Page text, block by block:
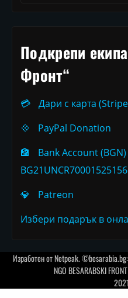
Подкрепи
Фронт“
💳
Дари с карта
💠
PayPal Donation
🏦
Bank Account (BGN)
💎
Patreon
Избери подарък в
Изработен отNetpeak. ©besarabia.bg:
NGO BESARABSKI